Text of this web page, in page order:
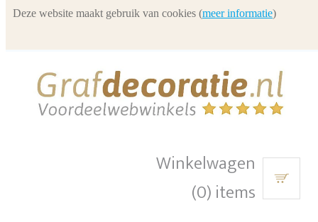
Winkelwagen
(0) items
Deze website maakt gebruik van cookies (meer informatie)